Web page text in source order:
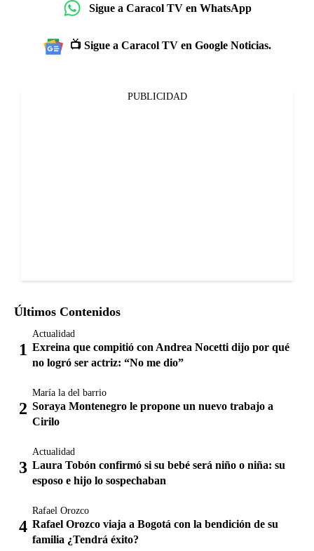
Sigue a Caracol TV en WhatsApp
📺 Sigue a Caracol TV en Google Noticias.
PUBLICIDAD
Últimos Contenidos
Actualidad
Exreina que compitió con Andrea Nocetti dijo por qué
no logró ser actriz: “No me dio”
María la del barrio
Soraya Montenegro le propone un nuevo trabajo a
Cirilo
Actualidad
Laura Tobón confirmó si su bebé será niño o niña: su
esposo e hijo lo sospechaban
Rafael Orozco
Rafael Orozco viaja a Bogotá con la bendición de su
familia ¿Tendrá éxito?